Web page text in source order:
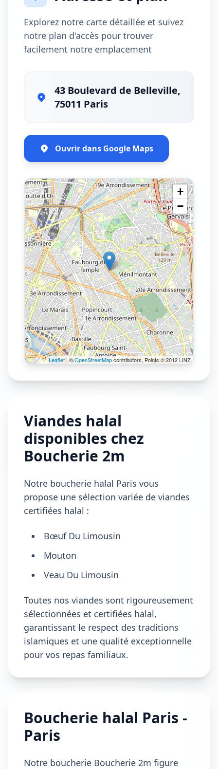
Explorez notre carte détaillée et suivez
notre plan d'accès pour trouver
facilement notre emplacement
43 Boulevard de Belleville,
75011 Paris
Ouvrir dans Google Maps
+
−
Leaflet| ©OpenStreetMapcontributors, Points © 2012 LINZ
Viandes halal
disponibles chez
Boucherie 2m
Notre boucherie halal Paris vous
propose une sélection variée de viandes
certifiées halal :
Bœuf Du Limousin
Mouton
Veau Du Limousin
Toutes nos viandes sont rigoureusement
sélectionnées et certifiées halal,
garantissant le respect des traditions
islamiques et une qualité exceptionnelle
pour vos repas familiaux.
Boucherie halal Paris -
Paris
Notre boucherie Boucherie 2m figure